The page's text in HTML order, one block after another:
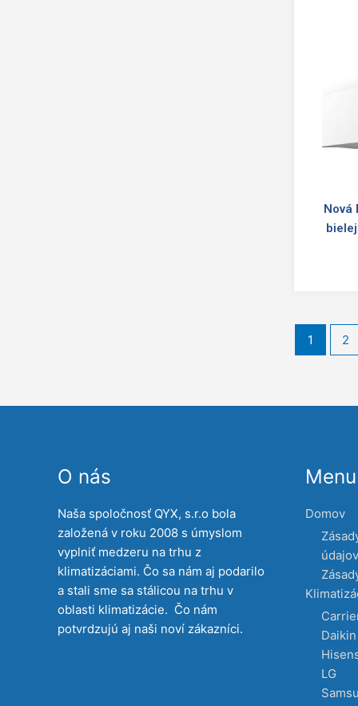
Nová
1 2
O nás
Naša spoločnosť QYX, s.r.o bola
založená v roku 2008 s úmyslom
vyplniť medzeru na trhu z
klimatizáciami. Čo sa nám aj podarilo
a stali sme sa stálicou na trhu v
oblasti klimatizácie. Čo nám
potvrdzujú aj naši noví zákazníci.
Domov
údajov
Daikin
LG